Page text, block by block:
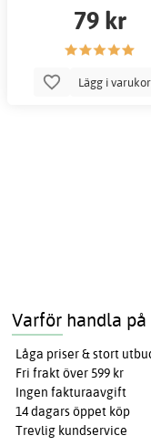
79 kr
Lägg i
Varför handla
Låga priser & stort
Fri frakt över 599 kr
Ingen fakturaavgift
14 dagars öppet köp
Trevlig kundservice